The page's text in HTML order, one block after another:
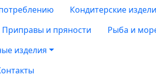
Кондитерские
Приправы и пряности Рыба и
изделия